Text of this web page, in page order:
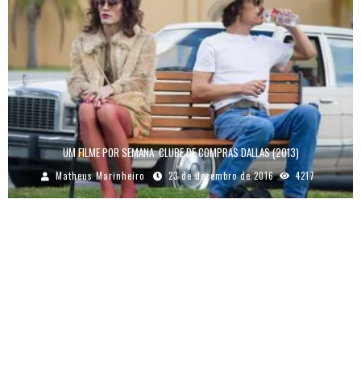
UM FILME POR SEMANA: CLUBE DE COMPRAS DALLAS (2013)
Matheus Marinheiro 23 de dezembro de 2016 4217